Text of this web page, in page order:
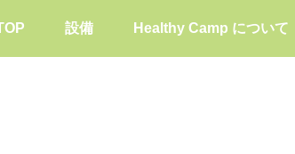
設備 Healthy Camp について